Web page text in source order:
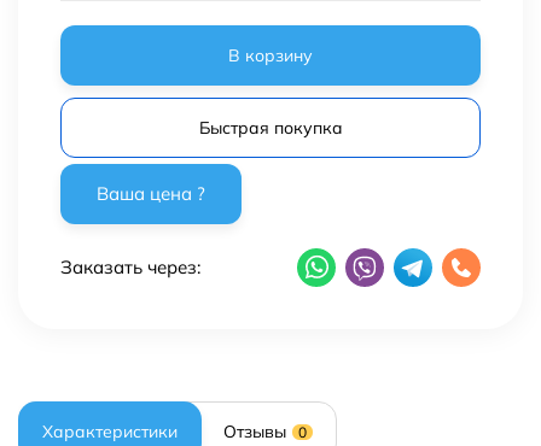
В корзину
Быстрая покупка
Заказать через:
Характеристики Отзывы 0